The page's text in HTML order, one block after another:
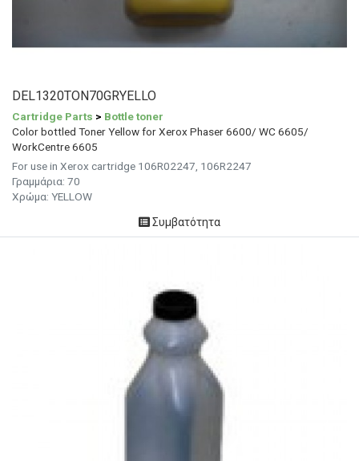
DEL1320TON70GRYELLO
Cartridge Parts > Bottle toner
Color bottled Toner Yellow for Xerox Phaser 6600/ WC 6605/
WorkCentre 6605
For use in Xerox cartridge 106R02247, 106R2247
Γραμμάρια: 70
Χρώμα: YELLOW
Συμβατότητα